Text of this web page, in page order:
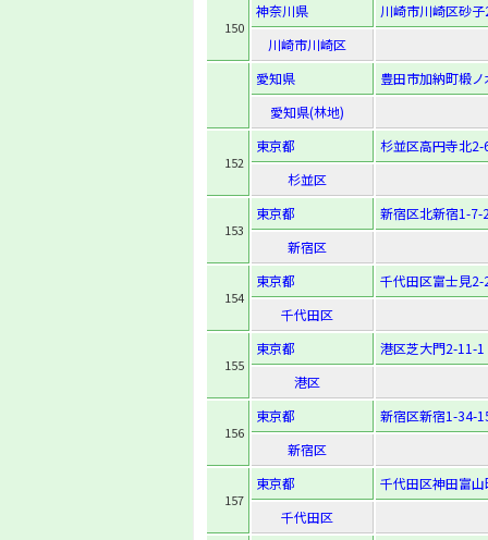
150
神奈川県
川崎市川崎区砂
川崎市川崎区
愛知県
豊田市加納町椴
愛知県(林地)
152
東京都
杉並区高円寺北2-
杉並区
153
東京都
新宿区北新宿1-7-
新宿区
154
東京都
千代田区富士見2-
千代田区
155
東京都
港区芝大門2-11-1
港区
156
東京都
新宿区新宿1-34-
新宿区
157
東京都
千代田区神田富
千代田区